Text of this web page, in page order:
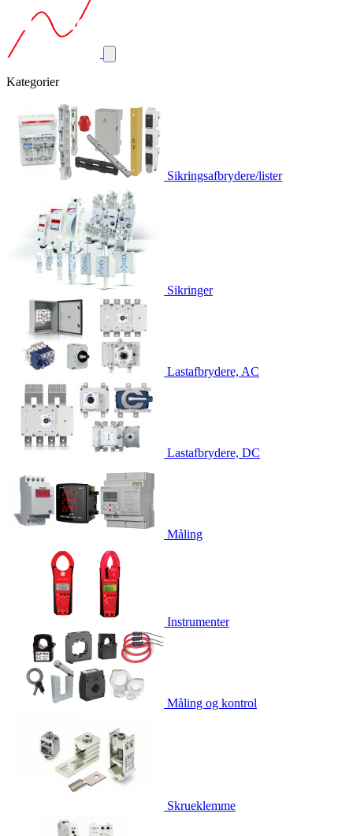
Kategorier
Sikringsafbrydere/lister
Sikringer
Lastafbrydere, AC
Lastafbrydere, DC
Måling
Instrumenter
Måling og kontrol
Skrueklemme